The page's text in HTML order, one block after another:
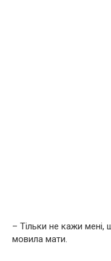
– Тільки не кажи
мовила мати.